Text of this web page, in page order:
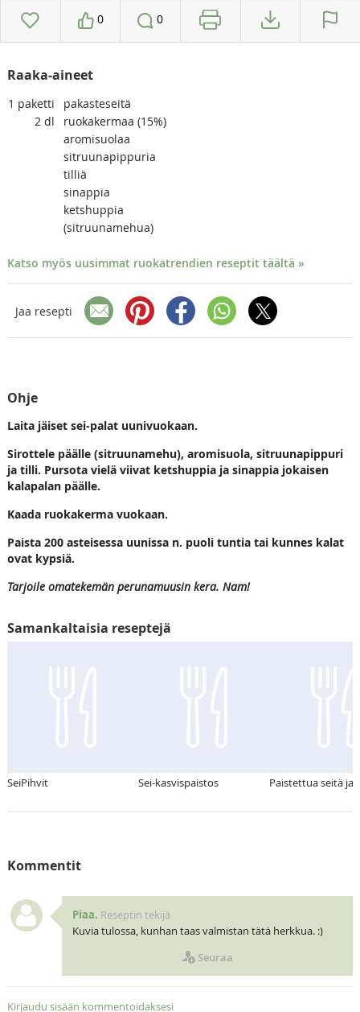
0 0
Raaka-aineet
1 paketti
pakasteseitä
2 dl
ruokakermaa (15%)
aromisuolaa
sitruunapippuria
tilliä
sinappia
ketshuppia
(sitruunamehua)
Katso myös uusimmat ruokatrendien reseptit täältä »
Jaa resepti
Ohje
Laita jäiset sei-palat uunivuokaan.
Sirottele päälle (sitruunamehu), aromisuola, sitruunapippuri
ja tilli. Pursota vielä viivat ketshuppia ja sinappia jokaisen
kalapalan päälle.
Kaada ruokakerma vuokaan.
Paista 200 asteisessa uunissa n. puoli tuntia tai kunnes kalat
ovat kypsiä.
Tarjoile omatekemän perunamuusin kera. Nam!
Samankaltaisia reseptejä
SeiPihvit Sei-kasvispaistos Paistettua seitä ja
Kommentit
Piaa. Reseptin tekijä
Kuvia tulossa, kunhan taas valmistan tätä herkkua. :)
Seuraa
Kirjaudu sisään kommentoidaksesi